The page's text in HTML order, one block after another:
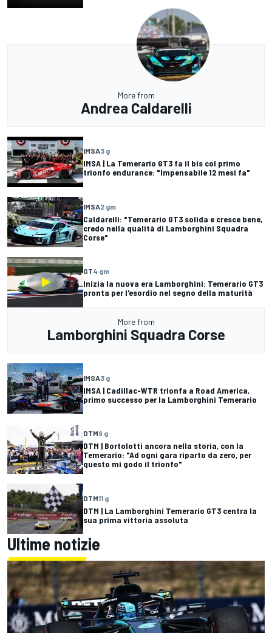
More from
Andrea Caldarelli
IMSA3 g
IMSA | La Temerario GT3 fa il bis col primo
trionfo endurance: "Impensabile 12 mesi fa"
IMSA2 gm
Caldarelli: "Temerario GT3 solida e cresce bene,
credo nella qualità di Lamborghini Squadra
Corse"
GT4 gm
Inizia la nuova era Lamborghini: Temerario GT3
pronta per l'esordio nel segno della maturità
More from
Lamborghini Squadra Corse
IMSA3 g
IMSA | Cadillac-WTR trionfa a Road America,
primo successo per la Lamborghini Temerario
DTM9 g
DTM | Bortolotti ancora nella storia, con la
Temerario: "Ad ogni gara riparto da zero, per
questo mi godo il trionfo"
DTM11 g
DTM | La Lamborghini Temerario GT3 centra la
sua prima vittoria assoluta
Ultime notizie